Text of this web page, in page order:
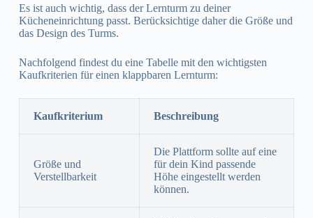
Es ist auch wichtig, dass der Lernturm zu deiner
Kücheneinrichtung passt. Berücksichtige daher die Größe und
das Design des Turms.
Nachfolgend findest du eine Tabelle mit den wichtigsten
Kaufkriterien für einen klappbaren Lernturm:
Kaufkriterium Beschreibung
Größe und
Verstellbarkeit
Die Plattform sollte auf eine
für dein Kind passende
Höhe eingestellt werden
können.